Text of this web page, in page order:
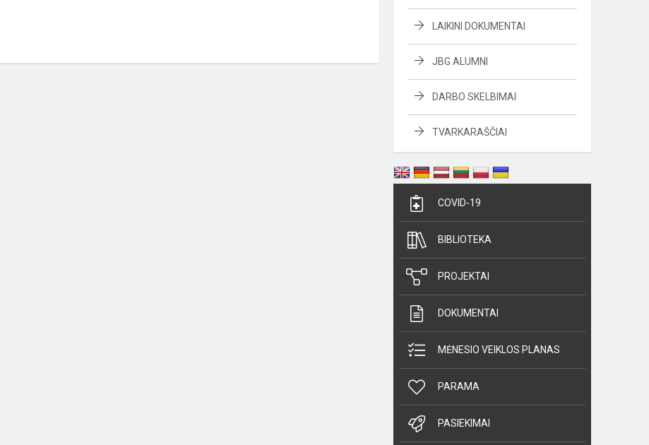
LAIKINI DOKUMENTAI
JBG ALUMNI
DARBO SKELBIMAI
TVARKARAŠČIAI
COVID-19
BIBLIOTEKA
PROJEKTAI
DOKUMENTAI
MĖNESIO VEIKLOS PLANAS
PARAMA
PASIEKIMAI